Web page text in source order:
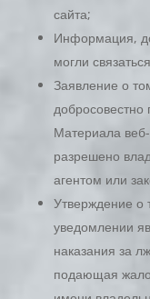
сайта;
Информация,
могли
Заявление о
добросовестно
Материала
разрешено
агентом или
Утверждение о
уведомлении
наказания за
подающая